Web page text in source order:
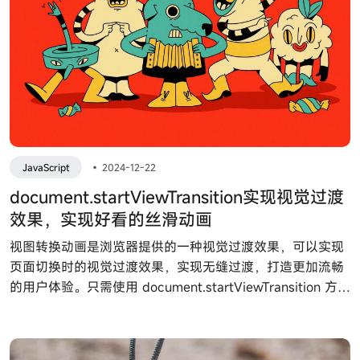
JavaScript • 2024-12-22
document.startViewTransition实现视觉过渡
效果，实现好看的丝滑动画
视图转换动画是浏览器提供的一种视觉过渡效果，可以实现
页面切换时的视觉过渡效果，实现无缝过渡，打造更加流畅
的用户体验。只需使用 document.startViewTransition 方法